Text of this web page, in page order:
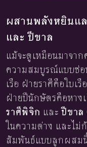
ผสานพลังหยินแ
และ ปีขาล
แม้จะดูเหมือนมาจา
ความสมบูรณ์แบบซ่อ
เรือ ฝ่ายราศีคือใบเ
ฝ่ายปีนักษัตรคือหาง
ราศีพิจิก และปีขาล
ในความต่าง และไม่
สัมพันธ์แบบลูกผสมนี้